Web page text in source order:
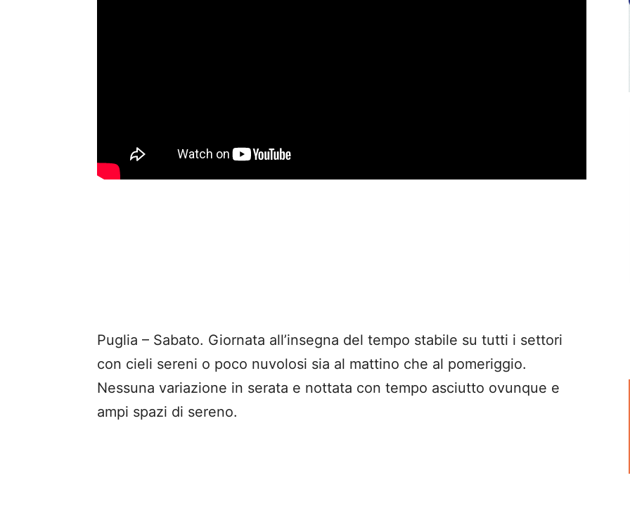
Puglia – Sabato. Giornata all’insegna del tempo stabile su tutti i settori
con cieli sereni o poco nuvolosi sia al mattino che al pomeriggio.
Nessuna variazione in serata e nottata con tempo asciutto ovunque e
ampi spazi di sereno.